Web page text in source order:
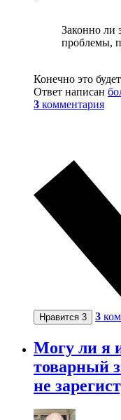
Законно ли
проблемы,
Конечно это
Ответ написан
3 комментария
Нравится 3 3
Могу ли я
товарный
не